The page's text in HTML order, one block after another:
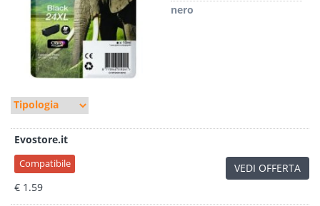
nero
Evostore.it
Compatibile
€ 1.59
VEDI OFFERTA